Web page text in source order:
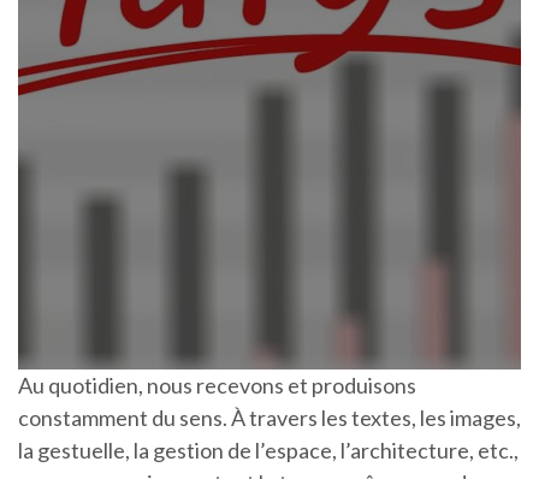
Au quotidien, nous recevons et produisons
constamment du sens. À travers les textes, les images,
la gestuelle, la gestion de l’espace, l’architecture, etc.,